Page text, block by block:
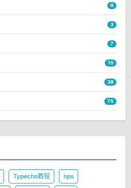
6
3
7
15
39
75
Typecho教程 nps